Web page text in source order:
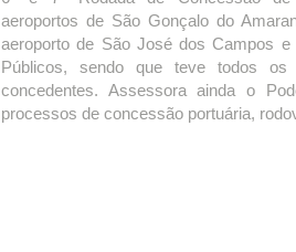
aeroportos de São Gonçalo do
aeroporto de São José dos Campos
Públicos, sendo que teve todos os
concedentes. Assessora ainda o
processos de concessão portuária,